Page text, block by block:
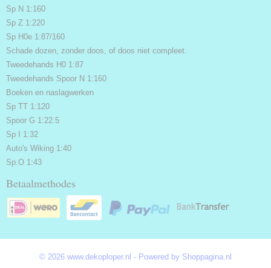
Sp N 1:160
Sp Z 1:220
Sp H0e 1:87/160
Schade dozen, zonder doos, of doos niet compleet.
Tweedehands H0 1:87
Tweedehands Spoor N 1:160
Boeken en naslagwerken
Sp TT 1:120
Spoor G 1:22.5
Sp I 1:32
Auto's Wiking 1:40
Sp.O 1:43
Betaalmethodes
© 2026 www.dekoploper.nl - Powered by Shoppagina.nl